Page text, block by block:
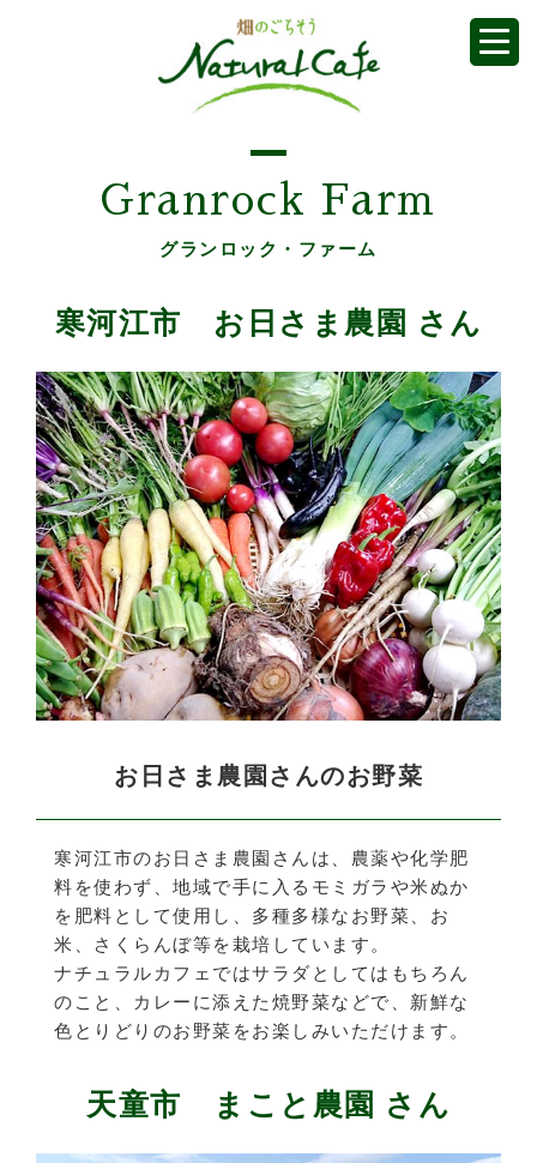
Granrock Farm
グランロック・ファーム
寒河江市 お日さま農園 さん
お日さま農園さんのお野菜
寒河江市のお日さま農園さんは、農薬や化学肥
料を使わず、地域で手に入るモミガラや米ぬか
を肥料として使用し、多種多様なお野菜、お
米、さくらんぼ等を栽培しています。
ナチュラルカフェではサラダとしてはもちろん
のこと、カレーに添えた焼野菜などで、新鮮な
色とりどりのお野菜をお楽しみいただけます。
天童市 まこと農園 さん